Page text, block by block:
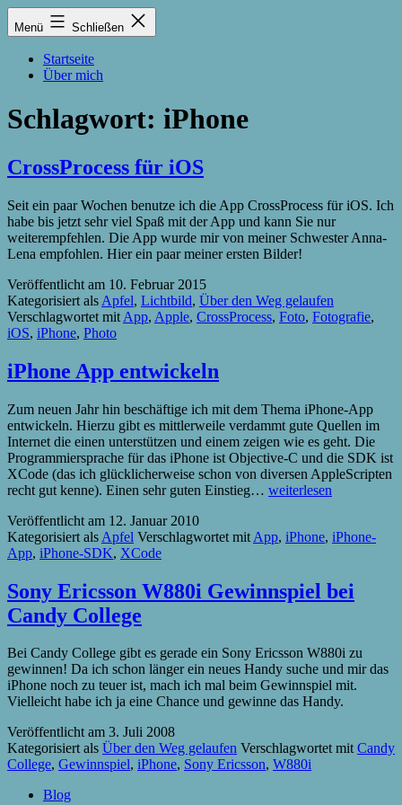
Zum
Inhalt
Lukas
Zintel-
Menü Schließen
Startseite
Über mich
Schlagwort: iPhone
CrossProcess für iOS
Seit ein paar Wochen benutze ich die App CrossProcess für iOS. Ich
habe bis jetzt sehr viel Spaß mit der App und kann Sie nur
weiterempfehlen. Die App wurde mir von meiner Schwester Anna-
Lena empfohlen. Hier ein paar meiner ersten Bilder!
Veröffentlicht am 10. Februar 2015
Kategorisiert als Apfel, Lichtbild, Über den Weg gelaufen
Verschlagwortet mit App, Apple, CrossProcess, Foto, Fotografie,
iOS, iPhone, Photo
iPhone App entwickeln
Zum neuen Jahr hin beschäftige ich mit dem Thema iPhone-App
entwickeln. Hierzu gibt es mittlerweile verdammt gute Quellen im
Internet die einen unterstützen und einem zeigen wie es geht. Die
Programmiersprache für das iPhone ist Objective-C und die SDK ist
XCode (das ich glücklicherweise schon von diversen AppleScripten
recht gut kenne). Einen sehr guten Einstieg… iPhone
weiterlesen
Veröffentlicht am 12. Januar 2010
Kategorisiert als Apfel Verschlagwortet mit App, iPhone, iPhone-
App, iPhone-SDK, XCode
Sony Ericsson W880i Gewinnspiel bei
Candy College
Bei Candy College gibt es gerade ein Sony Ericsson W880i zu
gewinnen! Da ich schon länger ein neues Handy suche und mir das
iPhone noch zu teuer ist, mach ich mal beim Gewinnspiel mit.
Vielleicht habe ich ja eine Chance und gewinne das Handy.
Veröffentlicht am 3. Juli 2008
Kategorisiert als Über den Weg gelaufen Verschlagwortet mitCandy
College, Gewinnspiel, iPhone, Sony Ericsson, W880i
Blog